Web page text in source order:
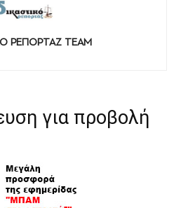
ΡΕΠΟΡΤΑΖ TEAM
για προβολή